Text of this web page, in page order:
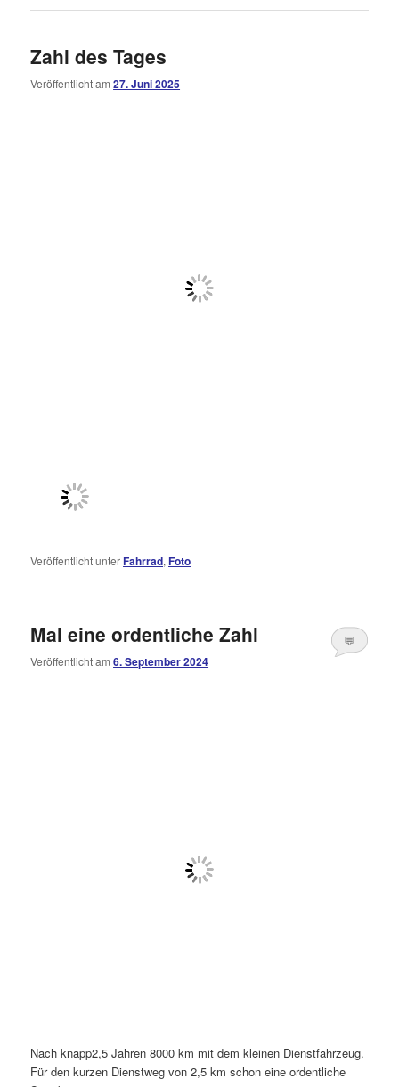
Zahl des Tages
Veröffentlicht am27. Juni 2025
Veröffentlicht unterFahrrad,Foto
Mal eine ordentliche Zahl
Veröffentlicht am6. September 2024
💬
Nach knapp2,5 Jahren 8000 km mit dem kleinen Dienstfahrzeug.
Für den kurzen Dienstweg von 2,5 km schon eine ordentliche